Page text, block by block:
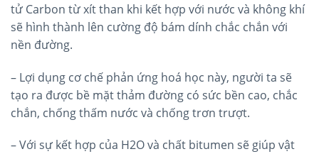
tử Carbon từ xít than khi kết hợp với nước và không khí
sẽ hình thành lên cường độ bám dính chắc chắn với
nền đường.
– Lợi dụng cơ chế phản ứng hoá học này, người ta sẽ
tạo ra được bề mặt thảm đường có sức bền cao, chắc
chắn, chống thấm nước và chống trơn trượt.
– Với sự kết hợp của H2O và chất bitumen sẽ giúp vật